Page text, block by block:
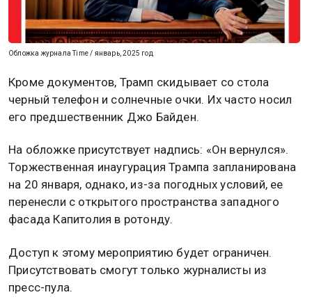
Обложка журнала Time / январь, 2025 год
Кроме документов, Трамп скидывает со стола
черный телефон и солнечные очки. Их часто носил
его предшественник Джо Байден.
На обложке присутствует надпись: «Он вернулся».
Торжественная инаугурация Трампа запланирована
на 20 января, однако, из-за погодных условий, ее
перенесли с открытого пространства западного
фасада Капитолия в ротонду.
Доступ к этому мероприятию будет ограничен.
Присутствовать смогут только журналисты из
пресс-пула.